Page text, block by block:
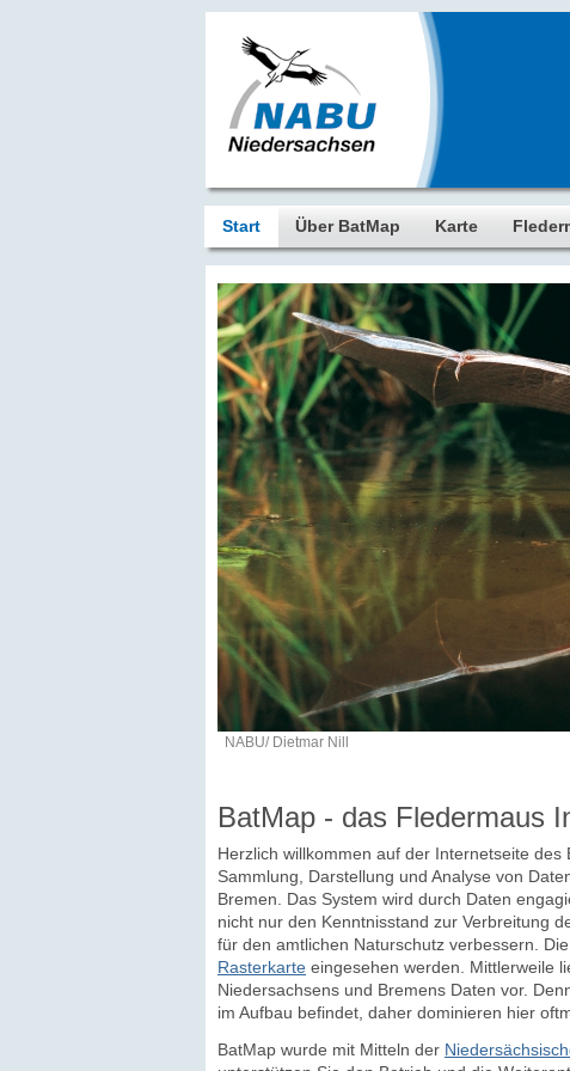
Start Über BatMap Karte
NABU/ Dietmar Nill
BatMap - das Fledermaus
Herzlich willkommen auf der Internetseite des
Sammlung, Darstellung und Analyse von
Bremen. Das System wird durch Daten
nicht nur den Kenntnisstand zur Verbreitung
für den amtlichen Naturschutz verbessern.
Rasterkarte eingesehen werden. Mittlerweile
Niedersachsens und Bremens Daten vor.
im Aufbau befindet, daher dominieren hier
BatMap wurde mit Mitteln der